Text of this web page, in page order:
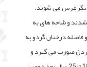
شدند و شاخه های به
درختان گردو به
صورت می گیرد و